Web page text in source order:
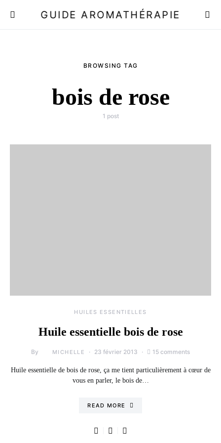
GUIDE AROMATHÉRAPIE
BROWSING TAG
bois de rose
1 post
HUILES ESSENTIELLES
Huile essentielle bois de rose
By MICHELLE 23 février 2013 15 comments
Huile essentielle de bois de rose, ça me tient particulièrement à cœur de
vous en parler, le bois de…
READ MORE